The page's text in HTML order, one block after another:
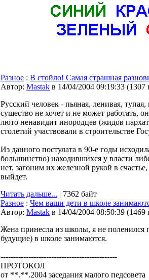
Разное : В стойло! Самая страшная
Автор: Мastak в 14/04/2004 09:19:33 (1307
Русский человек - пьяная, ленивая,
существо не хочет и не может работать,
люто ненавидит инородцев (жидов
столетий участвовали в строительстве
Из данного постулата в 90-е годы
большинство) находившихся у власти
нет, загоним их железной рукой в
выйдет.
Читать дальше... | 7362 байт
Разное : Чем ваши дети в школе
Автор: Мastak в 14/04/2004 08:50:39 (1469
Жена принесла из школы, я не поленился
будущие) в школе занимаются.
----------------------------------------------
ПРОТОКОЛ
от **.**.2004 заседания малого педсовета